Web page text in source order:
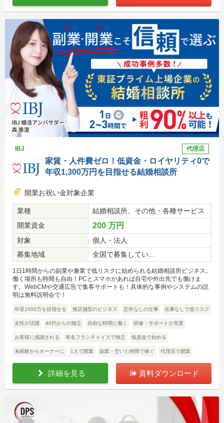
IBJ 代理店
家賃・人件費ゼロ！低資金・ロイヤリティ0で
年収1,300万円を目指せる結婚相談所
開業お祝い金対象企業
業種
結婚相談所、その他・各種サービス
開業資金
200 万円
対象
個人・法人
募集地域
全国で募集してい...
1日1時間からの副業や兼業で低リスクに始められる結婚相談所ビジネス。
働く場所も時間も自由！PCとスマホがあれば自宅や外出先でも働けま
す。WebCMや交通広告で集客サポートも！具体的な事例やシステムの説
明は無料説明会で！
年収1000万を目指せる 無店舗型のビジネス 定年なしの仕事 在庫なしで低リスク
女性が活躍 40代からの独立 自由な時間に働く 研修・サポートが充実
お客様に感謝される 有名フランチャイズで独立 低資金で始める
未経験からオーナーに 1人で開業 副業・空いた時間で稼ぐ 代理店で開業
詳細を見る 資料ダウンロード